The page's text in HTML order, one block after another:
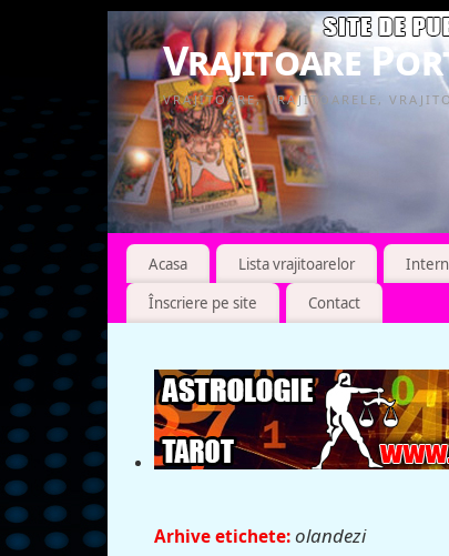
Vrajitoare
VRAJITOARE, VRAJITOARELE,
Acasa Lista vrajitoarelor
Înscriere pe site
Contact
Arhive etichete:olandezi